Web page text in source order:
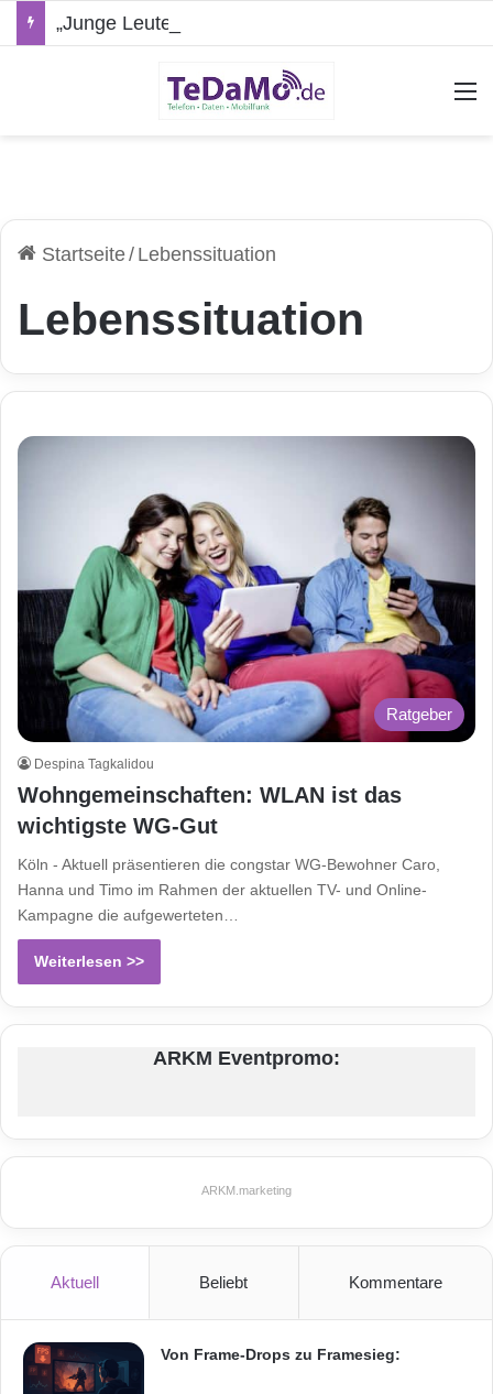
Startseite/ Lebenssituation
Lebenssituation
Ratgeber
Despina Tagkalidou
Wohngemeinschaften: WLAN ist das
wichtigste WG-Gut
Köln - Aktuell präsentieren die congstar WG-Bewohner Caro,
Hanna und Timo im Rahmen der aktuellen TV- und Online-
Kampagne die aufgewerteten…
Weiterlesen >>
ARKM Eventpromo:
ARKM.marketing
Aktuell Beliebt Kommentare
Von Frame-Drops zu Framesieg: